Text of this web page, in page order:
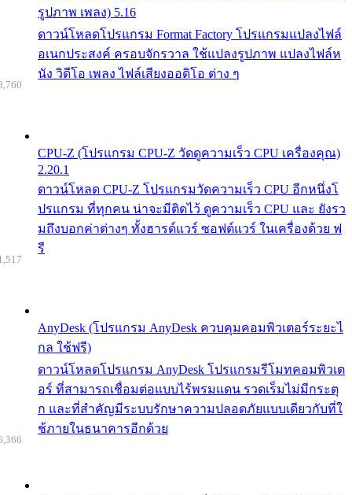
รูปภาพ เพลง) 5.16
ดาวน์โหลดโปรแกรม Format Factory โปรแกรมแปลงไฟล์
อเนกประสงค์ ครอบจักรวาล ใช้แปลงรูปภาพ แปลงไฟล์ห
นัง วิดีโอ เพลง ไฟล์เสียงออดิโอ ต่าง ๆ
CPU-Z (โปรแกรม CPU-Z วัดดูความเร็ว CPU เครื่องคุณ)
2.20.1
ดาวน์โหลด CPU-Z โปรแกรมวัดความเร็ว CPU อีกหนึ่งโ
ปรแกรม ที่ทุกคน น่าจะมีติดไว้ ดูความเร็ว CPU และ ยังรว
มถึงบอกค่าต่างๆ ทั้งฮารด์แวร์ ซอฟต์แวร์ ในเครื่องด้วย ฟ
รี
AnyDesk (โปรแกรม AnyDesk ควบคุมคอมพิวเตอร์ระยะไ
กล ใช้ฟรี)
ดาวน์โหลดโปรแกรม AnyDesk โปรแกรมรีโมทคอมพิวเต
อร์ ที่สามารถเชื่อมต่อแบบไร้พรมแดน รวดเร็มไม่มีกระตุ
ก และที่สำคัญมีระบบรักษาความปลอดภัยแบบเดียวกับที่ใ
ช้ภายในธนาคารอีกด้วย